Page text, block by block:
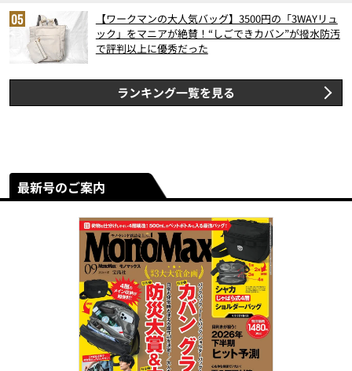
【ワークマンの大人気バッグ】3500円の「3WAYリュ
ック」をマニアが絶賛！“しごできカバン”が撥水防汚
で評判以上に優秀だった
ランキング一覧を見る
最新号のご案内